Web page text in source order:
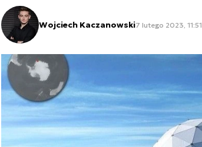
Wojciech Kaczanowski7 lutego 2023, 11:51